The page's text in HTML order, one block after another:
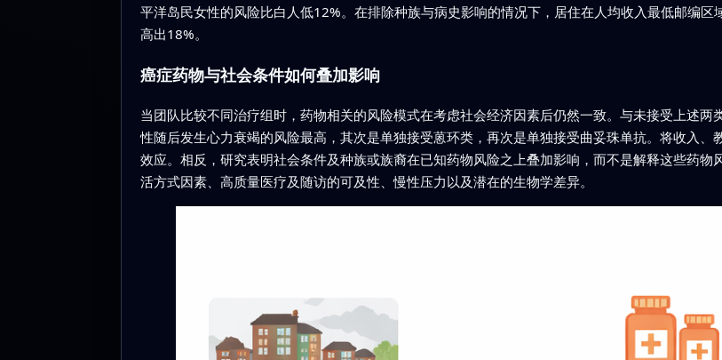
平洋岛民女性的风险比白人低12%。在排除种族与病史影响的情况下，居住在人均收入最低邮编
高出18%。
癌症药物与社会条件如何叠加影响
当团队比较不同治疗组时，药物相关的风险模式在考虑社会经济因素后仍然一致。与未接受上述
性随后发生心力衰竭的风险最高，其次是单独接受蒽环类，再次是单独接受曲妥珠单抗。将收入
效应。相反，研究表明社会条件及种族或族裔在已知药物风险之上叠加影响，而不是解释这些药
活方式因素、高质量医疗及随访的可及性、慢性压力以及潜在的生物学差异。